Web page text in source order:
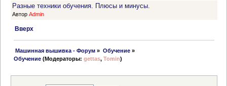
Разные техники обучения. Плюсы и минусы.
Автор Admin
Вверх
Машинная вышивка - Форум » Обучение»
Обучение (Модераторы:gettas,Tomin)